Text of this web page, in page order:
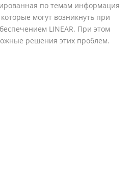
по темам информация
могут возникнуть при
LINEAR. При этом
решения этих проблем.